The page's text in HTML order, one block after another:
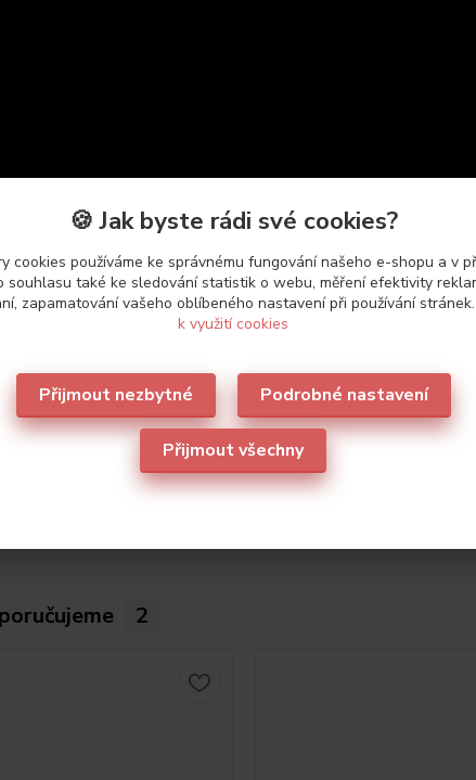
Lormar
2
🍪 Jak byste rádi své cookies?
cookies používáme ke správnému fungování našeho e-shopu a v
souhlasu také ke sledování statistik o webu, měření efektivity
zapamatování vašeho oblíbeného nastavení při používání stránek.
k využití cookies
Přijmout nezbytné Podrobné nastavení
Přijmout všechny